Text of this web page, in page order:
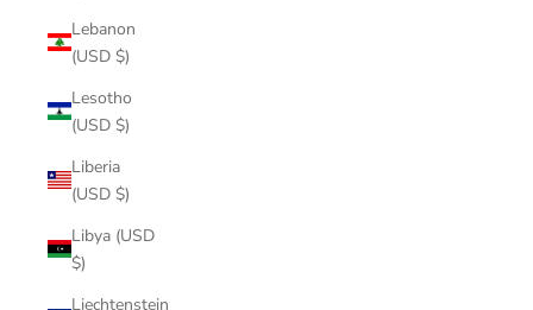
Lebanon
(USD $)
Lesotho
(USD $)
Liberia
(USD $)
Libya (USD
$)
Liechtenstein